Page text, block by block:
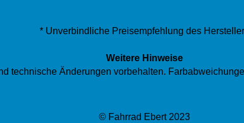
* Unverbindliche Preisempfehlung des
Weitere Hinweise
technische Änderungen vorbehalten.
© Fahrrad Ebert 2023